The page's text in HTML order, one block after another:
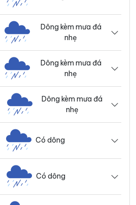
Dông kèm mưa đá
nhẹ
Dông kèm mưa đá
nhẹ
Dông kèm mưa đá
nhẹ
Có dông
Có dông